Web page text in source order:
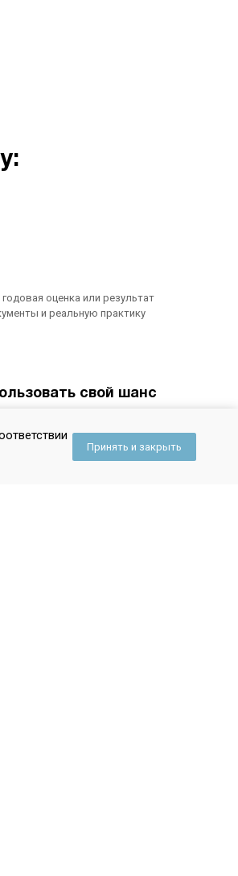
оценка или результат
и реальную практику
свой шанс
года. Разбираемся, как
Принять и закрыть